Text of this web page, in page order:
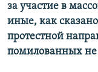
за участие в
иные, как
протестной
помилованных не